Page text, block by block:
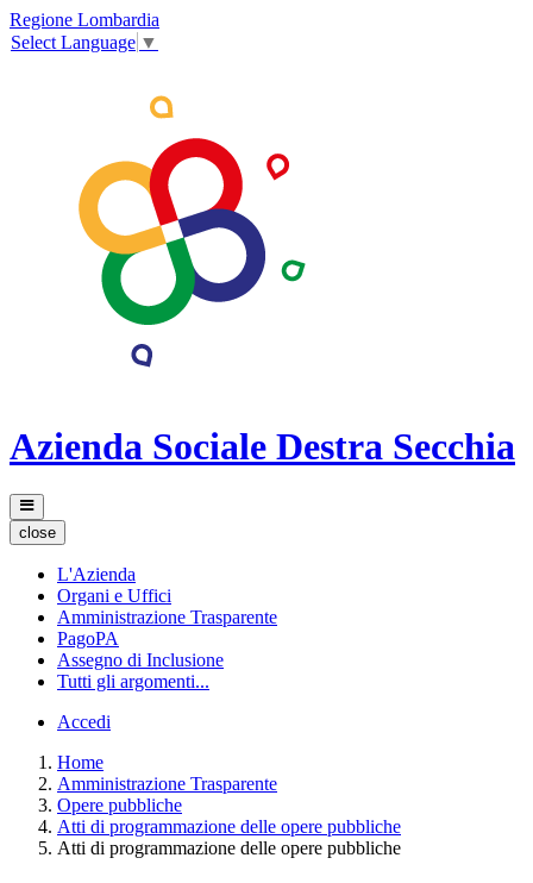
Regione Lombardia
Select Language ▼
Azienda Sociale Destra Secchia
close
L'Azienda
Organi e Uffici
Amministrazione Trasparente
PagoPA
Assegno di Inclusione
Tutti gli argomenti...
Accedi
Home
Amministrazione Trasparente
Opere pubbliche
Atti di programmazione delle opere pubbliche
Atti di programmazione delle opere pubbliche